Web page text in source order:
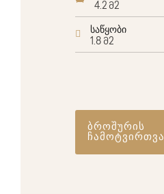
4.2 მ2
საწყობი
1.8 მ2
ბროშურის
ჩამოტვირთვა